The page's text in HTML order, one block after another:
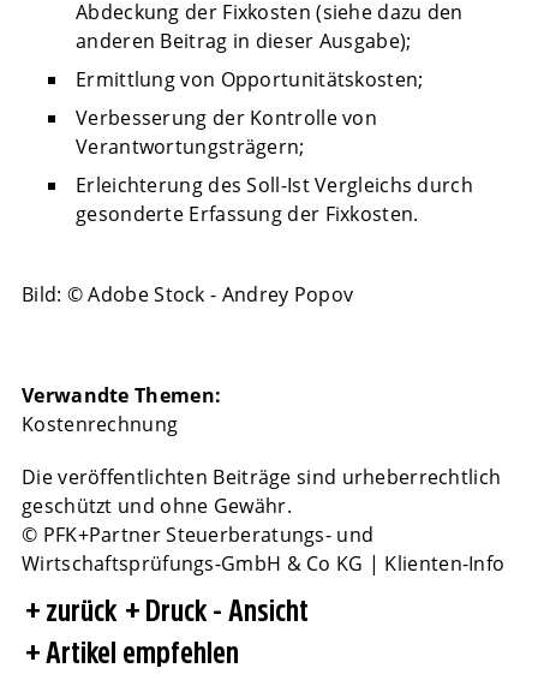
Abdeckung der Fixkosten (siehe dazu den
anderen Beitrag in dieser Ausgabe);
Ermittlung von Opportunitätskosten;
Verbesserung der Kontrolle von
Verantwortungsträgern;
Erleichterung des Soll-Ist Vergleichs durch
gesonderte Erfassung der Fixkosten.
Bild: © Adobe Stock - Andrey Popov
Verwandte Themen:
Kostenrechnung
Die veröffentlichten Beiträge sind urheberrechtlich
geschützt und ohne Gewähr.
© PFK+Partner Steuerberatungs- und
Wirtschaftsprüfungs-GmbH & Co KG | Klienten-Info
zurück
Druck - Ansicht
Artikel empfehlen